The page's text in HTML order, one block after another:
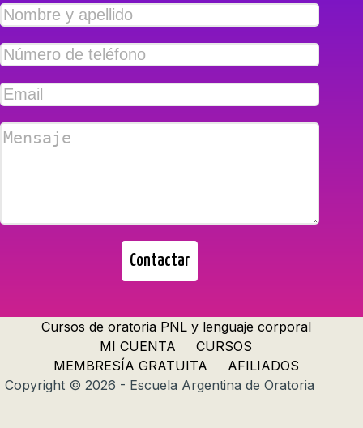
Contactar
Cursos de oratoria PNL y lenguaje corporal
MI CUENTA
CURSOS
MEMBRESÍA GRATUITA
AFILIADOS
Copyright © 2026 - Escuela Argentina de Oratoria